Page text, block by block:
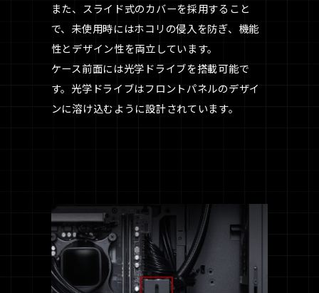
また、スライド式のカバーを採用すること
で、未使用時にはホコリの侵入を防ぎ、機能
性とデザイン性を両立しています。
ケース前面には光学ドライブを搭載可能で
す。光学ドライブはフロントパネルのデザイ
ンに溶け込むように設計されています。